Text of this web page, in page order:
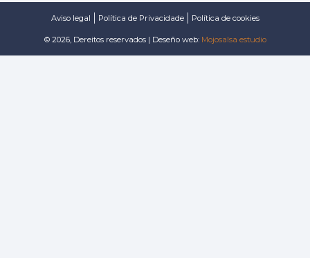
Aviso legal Política de Privacidade Política de cookies
© 2026, Dereitos reservados | Deseño web: Mojosalsa estudio